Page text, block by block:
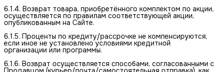
6.1.4. Возврат товара, приобретённого комплектом по акции,
осуществляется по правилам соответствующей акции,
опубликованным на Сайте.
6.1.5. Проценты по кредиту/рассрочке не компенсируются,
если иное не установлено условиями кредитной
организации или программы.
6.1.6. Возврат осуществляется способами, согласованными с